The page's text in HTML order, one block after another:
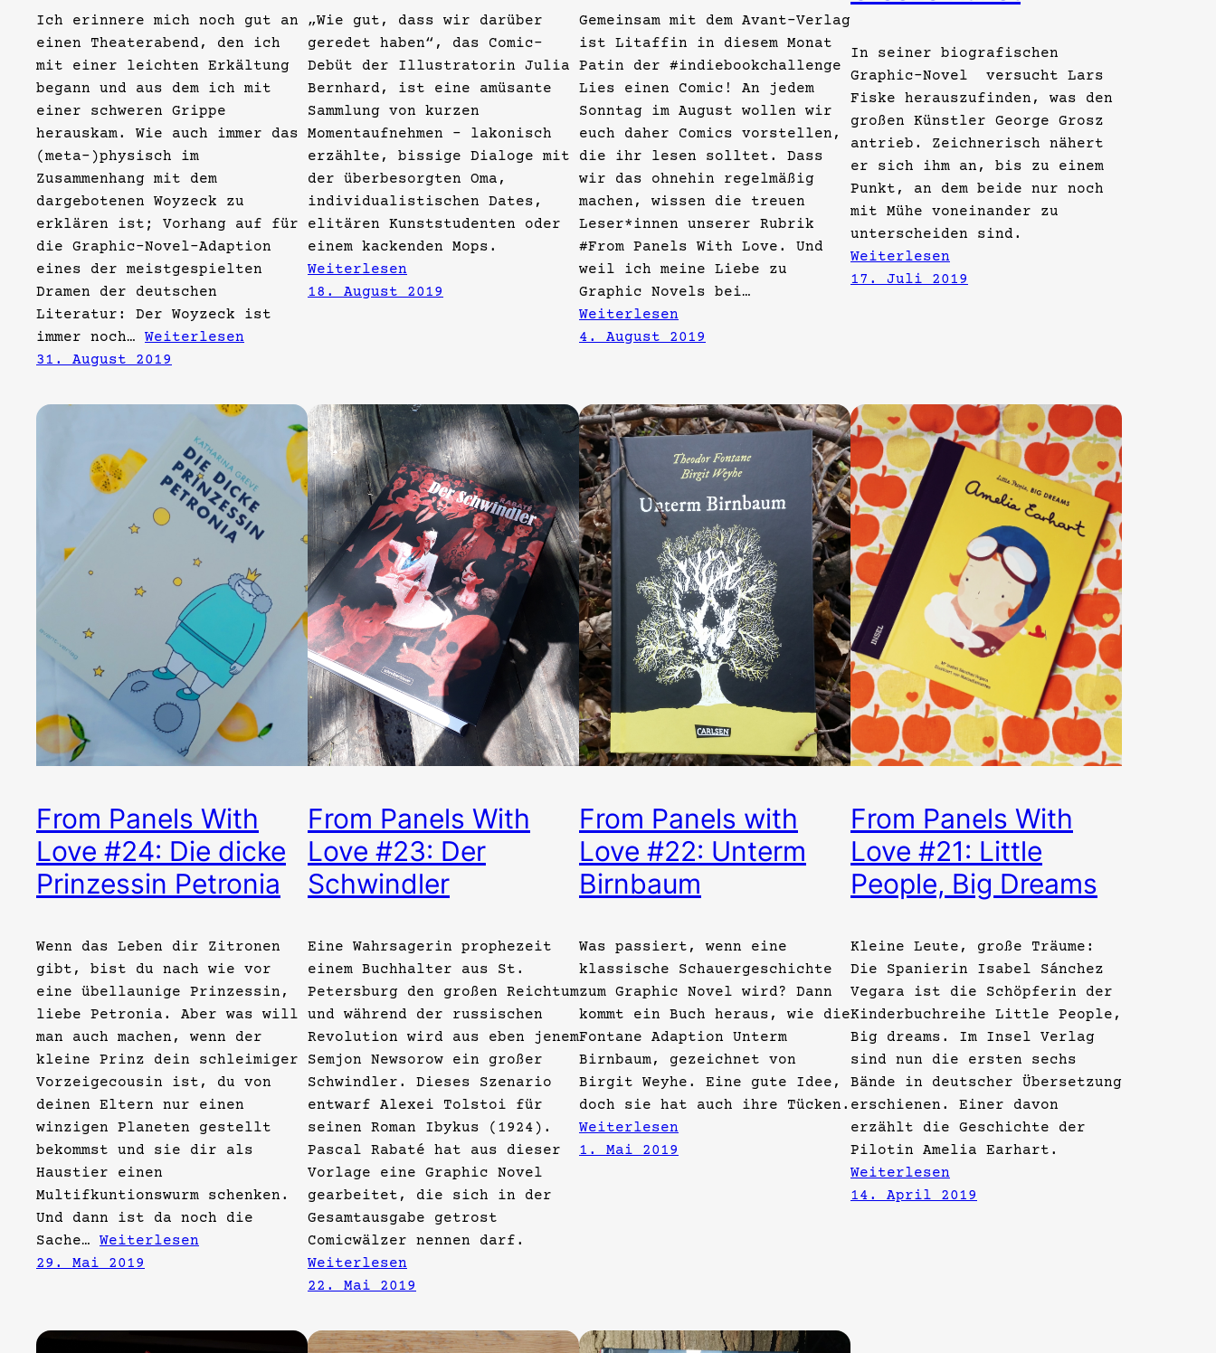
Ich erinnere mich noch gut an
einen Theaterabend, den ich
mit einer leichten Erkältung
begann und aus dem ich mit
einer schweren Grippe
herauskam. Wie auch immer das
(meta-)physisch im
Zusammenhang mit dem
dargebotenen Woyzeck zu
erklären ist; Vorhang auf für
die Graphic-Novel-Adaption
eines der meistgespielten
Dramen der deutschen
Literatur: Der Woyzeck ist
immer noch… Weiterlesen
31. August 2019
„Wie gut, dass wir darüber
geredet haben“, das Comic-
Debüt der Illustratorin Julia
Bernhard, ist eine amüsante
Sammlung von kurzen
Momentaufnehmen – lakonisch
erzählte, bissige Dialoge mit
der überbesorgten Oma,
individualistischen Dates,
elitären Kunststudenten oder
einem kackenden Mops.
Weiterlesen
18. August 2019
Gemeinsam mit dem Avant-Verlag
ist Litaffin in diesem Monat
Patin der #indiebookchallenge
Lies einen Comic! An jedem
Sonntag im August wollen wir
euch daher Comics vorstellen,
die ihr lesen solltet. Dass
wir das ohnehin regelmäßig
machen, wissen die treuen
Leser*innen unserer Rubrik
#From Panels With Love. Und
weil ich meine Liebe zu
Graphic Novels bei…
Weiterlesen
4. August 2019
In seiner biografischen
Graphic-Novel versucht Lars
Fiske herauszufinden, was den
großen Künstler George Grosz
antrieb. Zeichnerisch nähert
er sich ihm an, bis zu einem
Punkt, an dem beide nur noch
mit Mühe voneinander zu
unterscheiden sind.
Weiterlesen
17. Juli 2019
From Panels With
Love #24: Die dicke
Prinzessin Petronia
Wenn das Leben dir Zitronen
gibt, bist du nach wie vor
eine übellaunige Prinzessin,
liebe Petronia. Aber was will
man auch machen, wenn der
kleine Prinz dein schleimiger
Vorzeigecousin ist, du von
deinen Eltern nur einen
winzigen Planeten gestellt
bekommst und sie dir als
Haustier einen
Multifkuntionswurm schenken.
Und dann ist da noch die
Sache… Weiterlesen
29. Mai 2019
From Panels With
Love #23: Der
Schwindler
Eine Wahrsagerin prophezeit
einem Buchhalter aus St.
Petersburg den großen Reichtum
und während der russischen
Revolution wird aus eben jenem
Semjon Newsorow ein großer
Schwindler. Dieses Szenario
entwarf Alexei Tolstoi für
seinen Roman Ibykus (1924).
Pascal Rabaté hat aus dieser
Vorlage eine Graphic Novel
gearbeitet, die sich in der
Gesamtausgabe getrost
Comicwälzer nennen darf.
Weiterlesen
22. Mai 2019
From Panels with
Love #22: Unterm
Birnbaum
Was passiert, wenn eine
klassische Schauergeschichte
zum Graphic Novel wird? Dann
kommt ein Buch heraus, wie die
Fontane Adaption Unterm
Birnbaum, gezeichnet von
Birgit Weyhe. Eine gute Idee,
doch sie hat auch ihre Tücken.
Weiterlesen
1. Mai 2019
From Panels With
Love #21: Little
People, Big Dreams
Kleine Leute, große Träume:
Die Spanierin Isabel Sánchez
Vegara ist die Schöpferin der
Kinderbuchreihe Little People,
Big dreams. Im Insel Verlag
sind nun die ersten sechs
Bände in deutscher Übersetzung
erschienen. Einer davon
erzählt die Geschichte der
Pilotin Amelia Earhart.
Weiterlesen
14. April 2019